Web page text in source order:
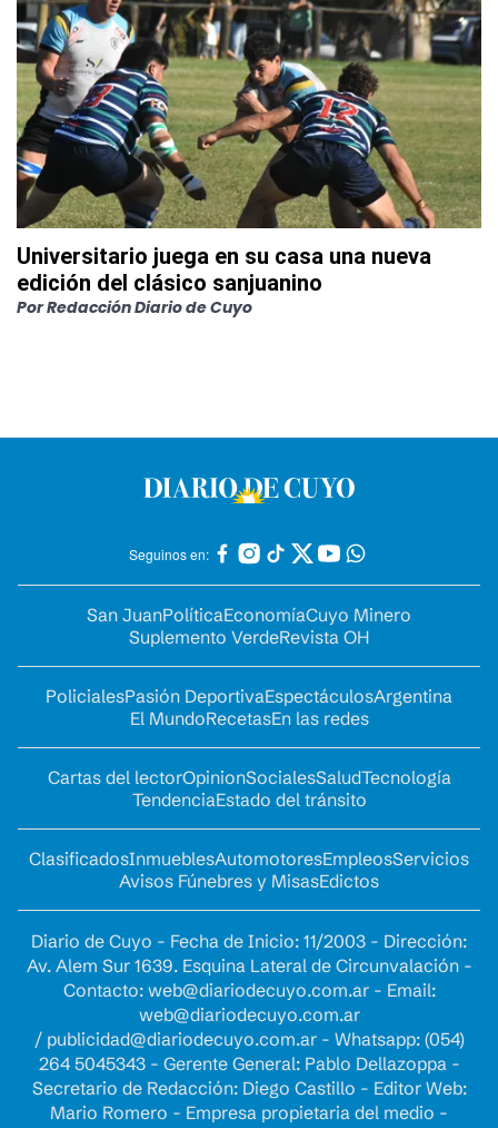
Universitario juega en su casa una nueva
edición del clásico sanjuanino
PorRedacción Diario de Cuyo
Seguinos en:
San JuanPolíticaEconomíaCuyo Minero
Suplemento VerdeRevista OH
PolicialesPasión DeportivaEspectáculosArgentina
El MundoRecetasEn las redes
Cartas del lectorOpinionSocialesSaludTecnología
TendenciaEstado del tránsito
ClasificadosInmueblesAutomotoresEmpleosServicios
Avisos Fúnebres y MisasEdictos
Diario de Cuyo - Fecha de Inicio: 11/2003 - Dirección:
Av. Alem Sur 1639. Esquina Lateral de Circunvalación -
Contacto: web@diariodecuyo.com.ar- Email:
web@diariodecuyo.com.ar
/ publicidad@diariodecuyo.com.ar- Whatsapp: (054)
264 5045343 - Gerente General: Pablo Dellazoppa -
Secretario de Redacción: Diego Castillo - Editor Web:
Mario Romero - Empresa propietaria del medio -